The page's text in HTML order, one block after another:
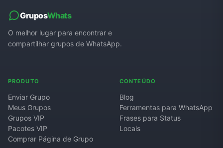
GruposWhats
O melhor lugar para encontrar e
compartilhar grupos de WhatsApp.
PRODUTO
Enviar Grupo
Meus Grupos
Grupos VIP
Pacotes VIP
Comprar Página de Grupo
CONTEÚDO
Blog
Ferramentas para WhatsApp
Frases para Status
Locais